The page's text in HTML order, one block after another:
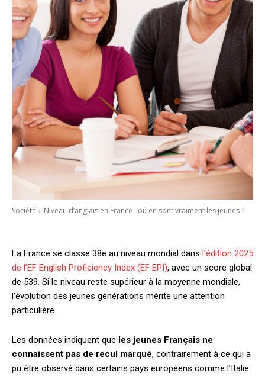
Société Niveau d’anglais en France : où en sont vraiment les jeunes ?
La France se classe 38e au niveau mondial dans l’édition 2025
de l’EF English Proficiency Index (EF EPI), avec un score global
de 539. Si le niveau reste supérieur à la moyenne mondiale,
l’évolution des jeunes générations mérite une attention
particulière.
Les données indiquent que les jeunes Français ne
connaissent pas de recul marqué, contrairement à ce qui a
pu être observé dans certains pays européens comme l’Italie.